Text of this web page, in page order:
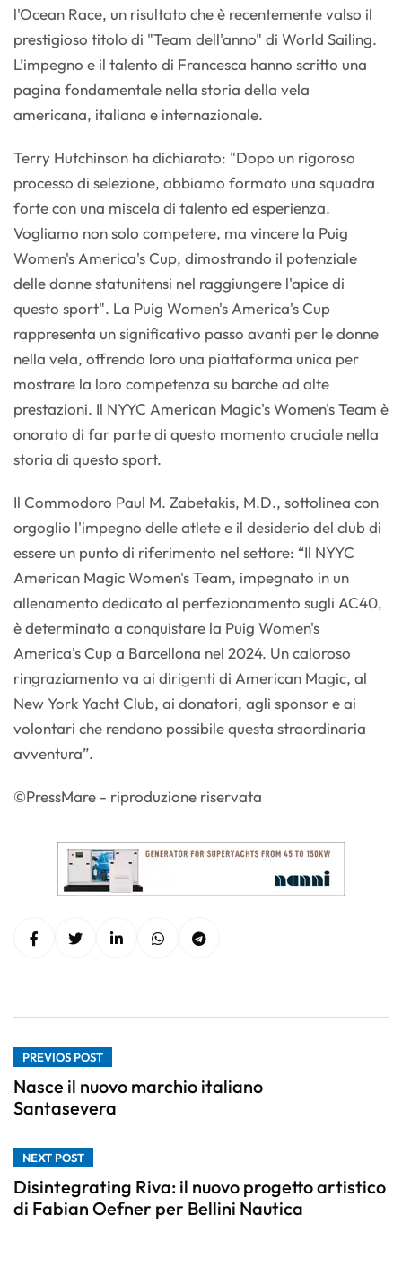
l'Ocean Race, un risultato che è recentemente valso il
prestigioso titolo di "Team dell'anno" di World Sailing.
L’impegno e il talento di Francesca hanno scritto una
pagina fondamentale nella storia della vela
americana, italiana e internazionale.
Terry Hutchinson ha dichiarato: "Dopo un rigoroso
processo di selezione, abbiamo formato una squadra
forte con una miscela di talento ed esperienza.
Vogliamo non solo competere, ma vincere la Puig
Women's America's Cup, dimostrando il potenziale
delle donne statunitensi nel raggiungere l'apice di
questo sport". La Puig Women's America's Cup
rappresenta un significativo passo avanti per le donne
nella vela, offrendo loro una piattaforma unica per
mostrare la loro competenza su barche ad alte
prestazioni. Il NYYC American Magic's Women's Team è
onorato di far parte di questo momento cruciale nella
storia di questo sport.
Il Commodoro Paul M. Zabetakis, M.D., sottolinea con
orgoglio l'impegno delle atlete e il desiderio del club di
essere un punto di riferimento nel settore: “Il NYYC
American Magic Women's Team, impegnato in un
allenamento dedicato al perfezionamento sugli AC40,
è determinato a conquistare la Puig Women's
America's Cup a Barcellona nel 2024. Un caloroso
ringraziamento va ai dirigenti di American Magic, al
New York Yacht Club, ai donatori, agli sponsor e ai
volontari che rendono possibile questa straordinaria
avventura”.
©PressMare - riproduzione riservata
PREVIOS POST
Nasce il nuovo marchio italiano
Santasevera
NEXT POST
Disintegrating Riva: il nuovo progetto artistico
di Fabian Oefner per Bellini Nautica